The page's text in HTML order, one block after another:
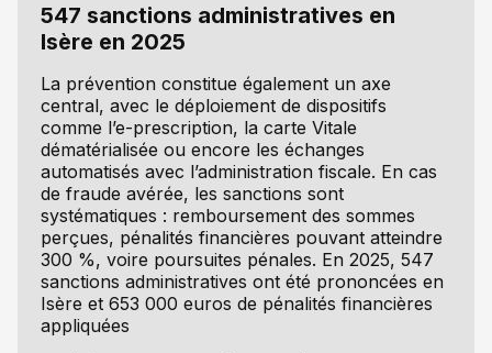
547 sanctions administratives en
Isère en 2025
La prévention constitue également un axe
central, avec le déploiement de dispositifs
comme l’e-prescription, la carte Vitale
dématérialisée ou encore les échanges
automatisés avec l’administration fiscale. En cas
de fraude avérée, les sanctions sont
systématiques : remboursement des sommes
perçues, pénalités financières pouvant atteindre
300 %, voire poursuites pénales. En 2025, 547
sanctions administratives ont été prononcées en
Isère et 653 000 euros de pénalités financières
appliquées